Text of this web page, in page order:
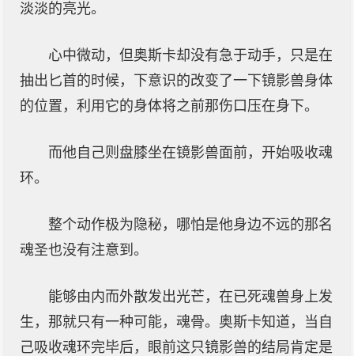
淡淡的亮光。
心中微动，但奥斯卡却没有急于动手，只是在
抽出匕首的时候，下意识的改变了一下镜影兽身体
的位置，利用它的身体将之前那伤口压在身下。
而他自己则盘膝坐在镜影兽面前，开始吸收魂
环。
整个动作极为隐秘，哪怕是他身边不远的那名
魂圣也没有注意到。
能够由内而外散发出光芒，在已死魂兽身上发
生，那就只有一种可能，魂骨。奥斯卡知道，当自
己吸收魂环完毕后，眼前这只镜影兽的结局肯定是